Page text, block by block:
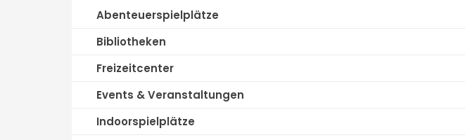
Abenteuerspielplätze
Bibliotheken
Freizeitcenter
Events & Veranstaltungen
Indoorspielplätze